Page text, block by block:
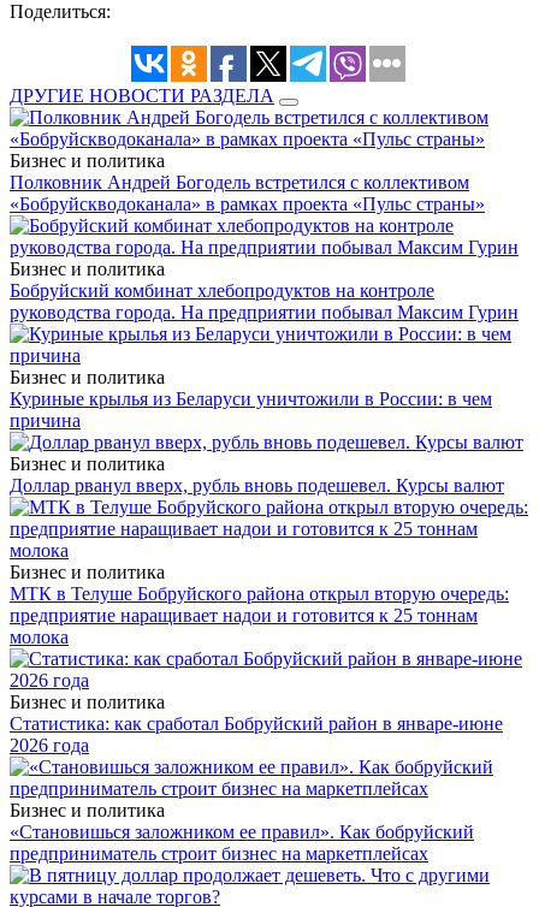
Поделиться:
ДРУГИЕ НОВОСТИ РАЗДЕЛА
Бизнес и политика
Полковник Андрей Богодель встретился с коллективом
«Бобруйскводоканала» в рамках проекта «Пульс страны»
Бизнес и политика
Бобруйский комбинат хлебопродуктов на контроле
руководства города. На предприятии побывал Максим Гурин
Бизнес и политика
Куриные крылья из Беларуси уничтожили в России: в чем
причина
Бизнес и политика
Доллар рванул вверх, рубль вновь подешевел. Курсы валют
Бизнес и политика
МТК в Телуше Бобруйского района открыл вторую очередь:
предприятие наращивает надои и готовится к 25 тоннам
молока
Бизнес и политика
Статистика: как сработал Бобруйский район в январе-июне
2026 года
Бизнес и политика
«Становишься заложником ее правил». Как бобруйский
предприниматель строит бизнес на маркетплейсах